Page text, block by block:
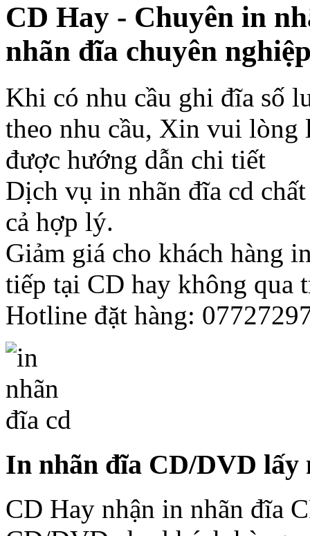
CD Hay - Chuyên in
nhãn đĩa chuyên
Khi có nhu cầu ghi đĩa số
theo nhu cầu, Xin vui
được hướng dẫn chi tiết
Dịch vụ in nhãn đĩa cd
cả hợp lý.
Giảm giá cho khách hàng
tiếp tại CD hay không qua
Hotline đặt hàng:
In nhãn đĩa CD/DVD lấy
CD Hay nhận in nhãn đĩa